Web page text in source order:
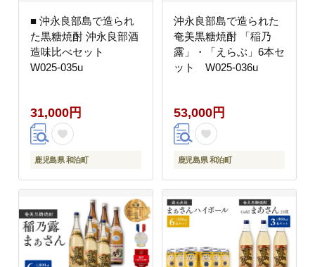
■ 沖永良部島で造られ
た黒糖焼酎 沖永良部酒
造味比べセット
W025-035u
31,000円
鹿児島県 和泊町
沖永良部島で造られた
奄美黒糖焼酎 「稲乃
露」・「えらぶ」6本セ
ット W025-036u
53,000円
鹿児島県 和泊町